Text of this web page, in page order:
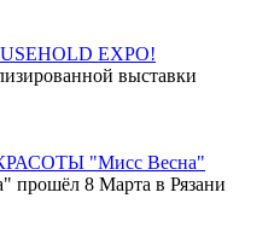
EXPO!
выставки
"Мисс Весна"
прошёл 8 Марта в Рязани